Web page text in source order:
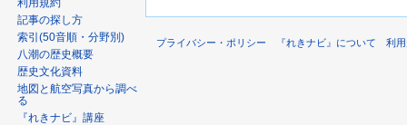
利用規約
記事の探し方
索引(50音順・分野別)
八潮の歴史概要
歴史文化資料
地図と航空写真から調べ
る
『れきナビ』講座
プライバシー・ポリシー 『れきナビ』について 利